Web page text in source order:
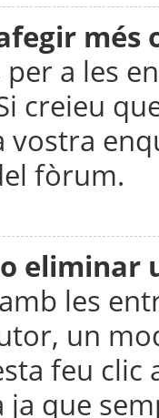
més
a les
creieu
vostra
fòrum.
eliminar
les
un
feu clic
que